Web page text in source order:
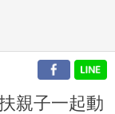
親子一起動